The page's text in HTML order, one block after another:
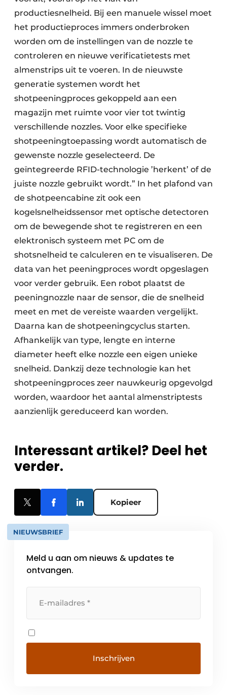
productiesnelheid. Bij een manuele wissel moet
het productieproces immers onderbroken
worden om de instellingen van de nozzle te
controleren en nieuwe verificatietests met
almenstrips uit te voeren. In de nieuwste
generatie systemen wordt het
shotpeeningproces gekoppeld aan een
magazijn met ruimte voor vier tot twintig
verschillende nozzles. Voor elke specifieke
shotpeeningtoepassing wordt automatisch de
gewenste nozzle geselecteerd. De
geïntegreerde RFID-technologie ’herkent’ of de
juiste nozzle gebruikt wordt.” In het plafond van
de shotpeencabine zit ook een
kogelsnelheidssensor met optische detectoren
om de bewegende shot te registreren en een
elektronisch systeem met PC om de
shotsnelheid te calculeren en te visualiseren. De
data van het peeningproces wordt opgeslagen
voor verder gebruik. Een robot plaatst de
peeningnozzle naar de sensor, die de snelheid
meet en met de vereiste waarden vergelijkt.
Daarna kan de shotpeeningcyclus starten.
Afhankelijk van type, lengte en interne
diameter heeft elke nozzle een eigen unieke
snelheid. Dankzij deze technologie kan het
shotpeeningproces zeer nauwkeurig opgevolgd
worden, waardoor het aantal almenstriptests
aanzienlijk gereduceerd kan worden.
Interessant artikel? Deel het
verder.
Kopieer
NIEUWSBRIEF
Meld u aan om nieuws & updates te
ontvangen.